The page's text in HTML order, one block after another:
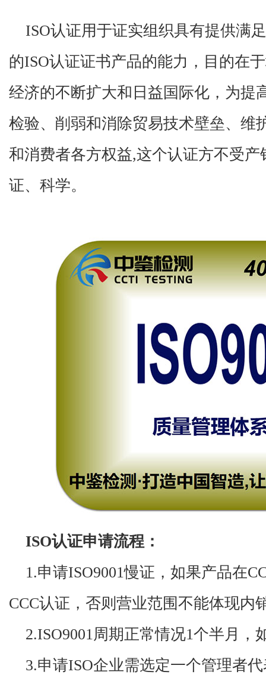
ISO认证用于证实组织具有提供满
的ISO认证证书产品的能力，目的在
经济的不断扩大和日益国际化，为提
检验、削弱和消除贸易技术壁垒、维
和消费者各方权益,这个认证方不受
证、科学。
ISO认证申请流程：
1.申请ISO9001慢证，如果产品在
CCC认证，否则营业范围不能体现内
2.ISO9001周期正常情况1个半月，
3.申请ISO企业需选定一个管理者